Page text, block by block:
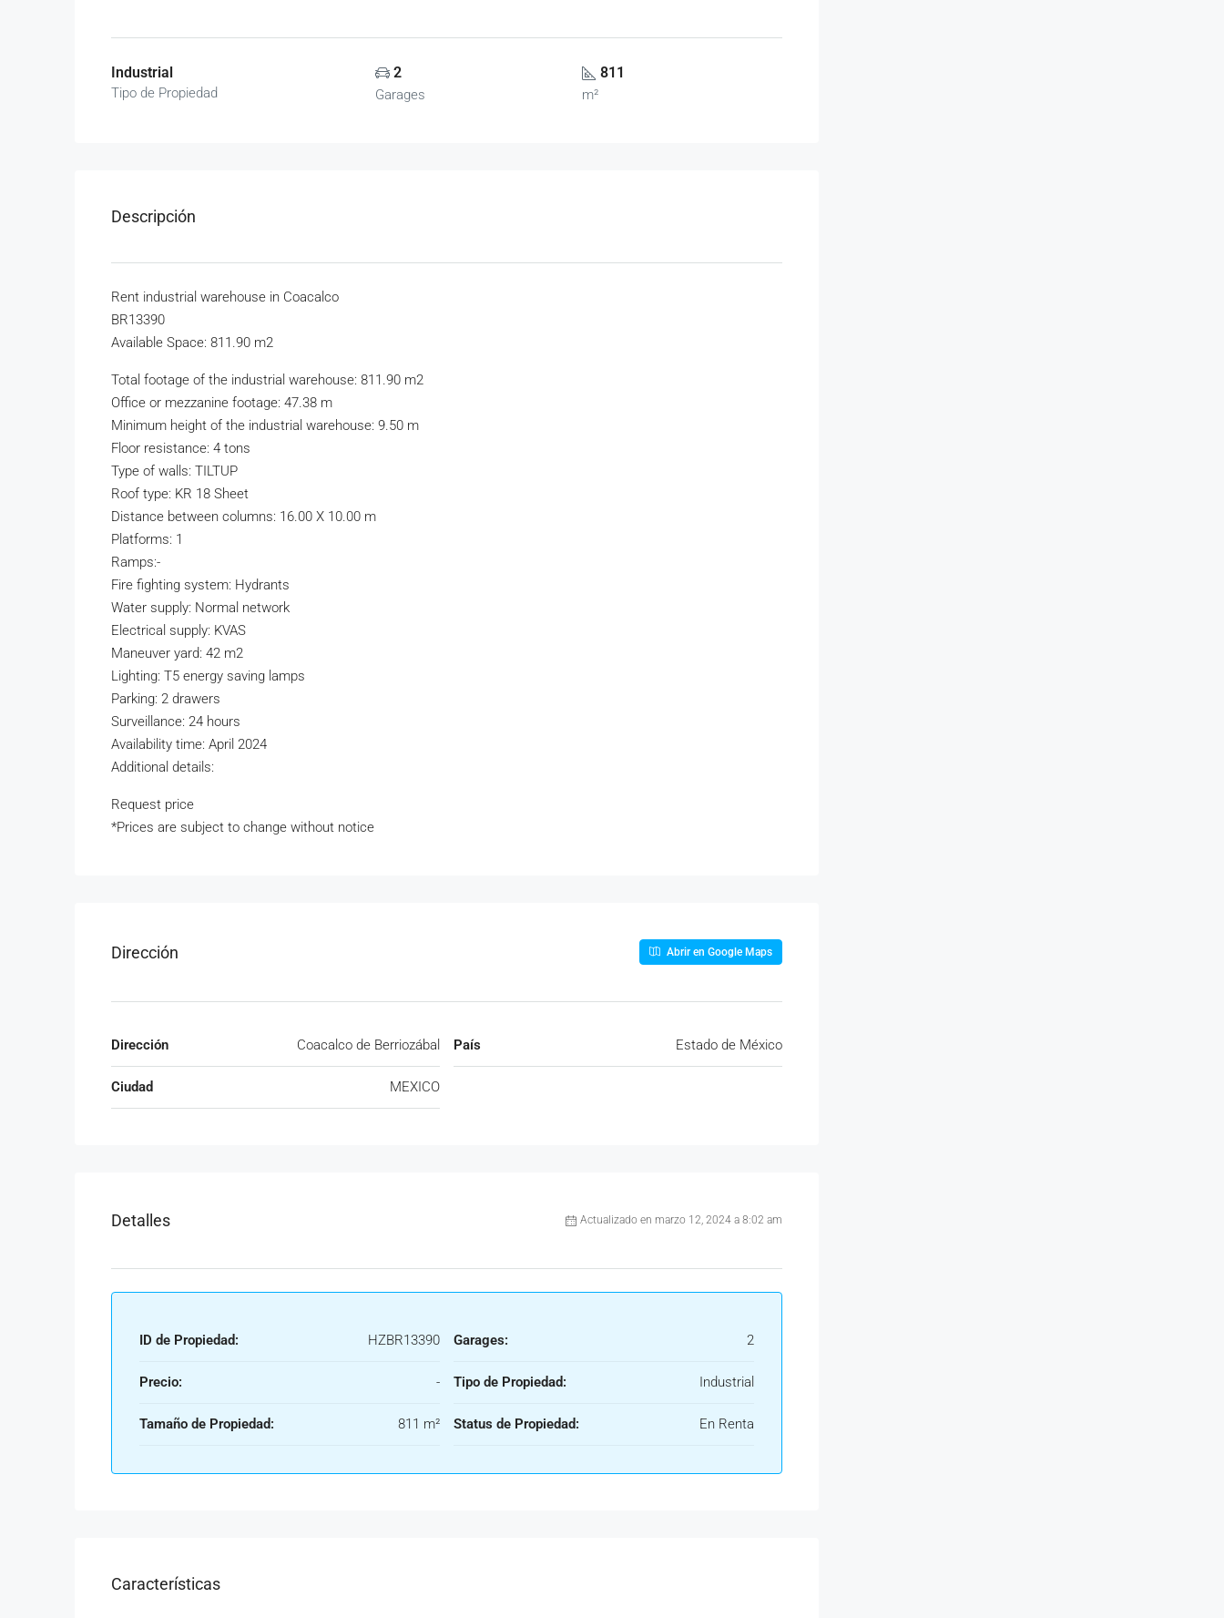
Industrial
Tipo de Propiedad
2
Garages
811
m²
Descripción
Rent industrial warehouse in Coacalco
BR13390
Available Space: 811.90 m2
Total footage of the industrial warehouse: 811.90 m2
Office or mezzanine footage: 47.38 m
Minimum height of the industrial warehouse: 9.50 m
Floor resistance: 4 tons
Type of walls: TILTUP
Roof type: KR 18 Sheet
Distance between columns: 16.00 X 10.00 m
Platforms: 1
Ramps:-
Fire fighting system: Hydrants
Water supply: Normal network
Electrical supply: KVAS
Maneuver yard: 42 m2
Lighting: T5 energy saving lamps
Parking: 2 drawers
Surveillance: 24 hours
Availability time: April 2024
Additional details:
Request price
*Prices are subject to change without notice
Dirección Abrir en Google Maps
Dirección Coacalco de Berriozábal
Ciudad MEXICO
País Estado de México
Detalles Actualizado en marzo 12, 2024 a 8:02 am
ID de Propiedad: HZBR13390
Precio: -
Tamaño de Propiedad: 811 m²
Garages: 2
Tipo de Propiedad: Industrial
Status de Propiedad: En Renta
Características